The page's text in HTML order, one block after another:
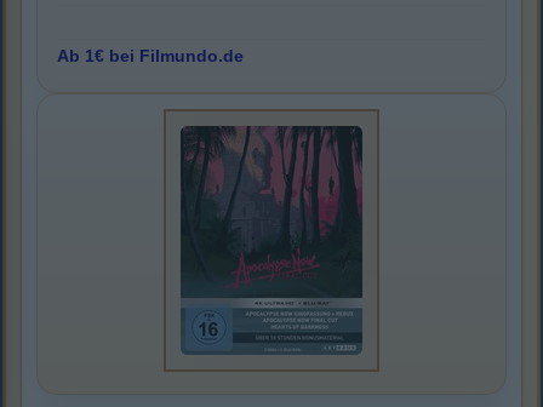
Ab 1€ bei Filmundo.de